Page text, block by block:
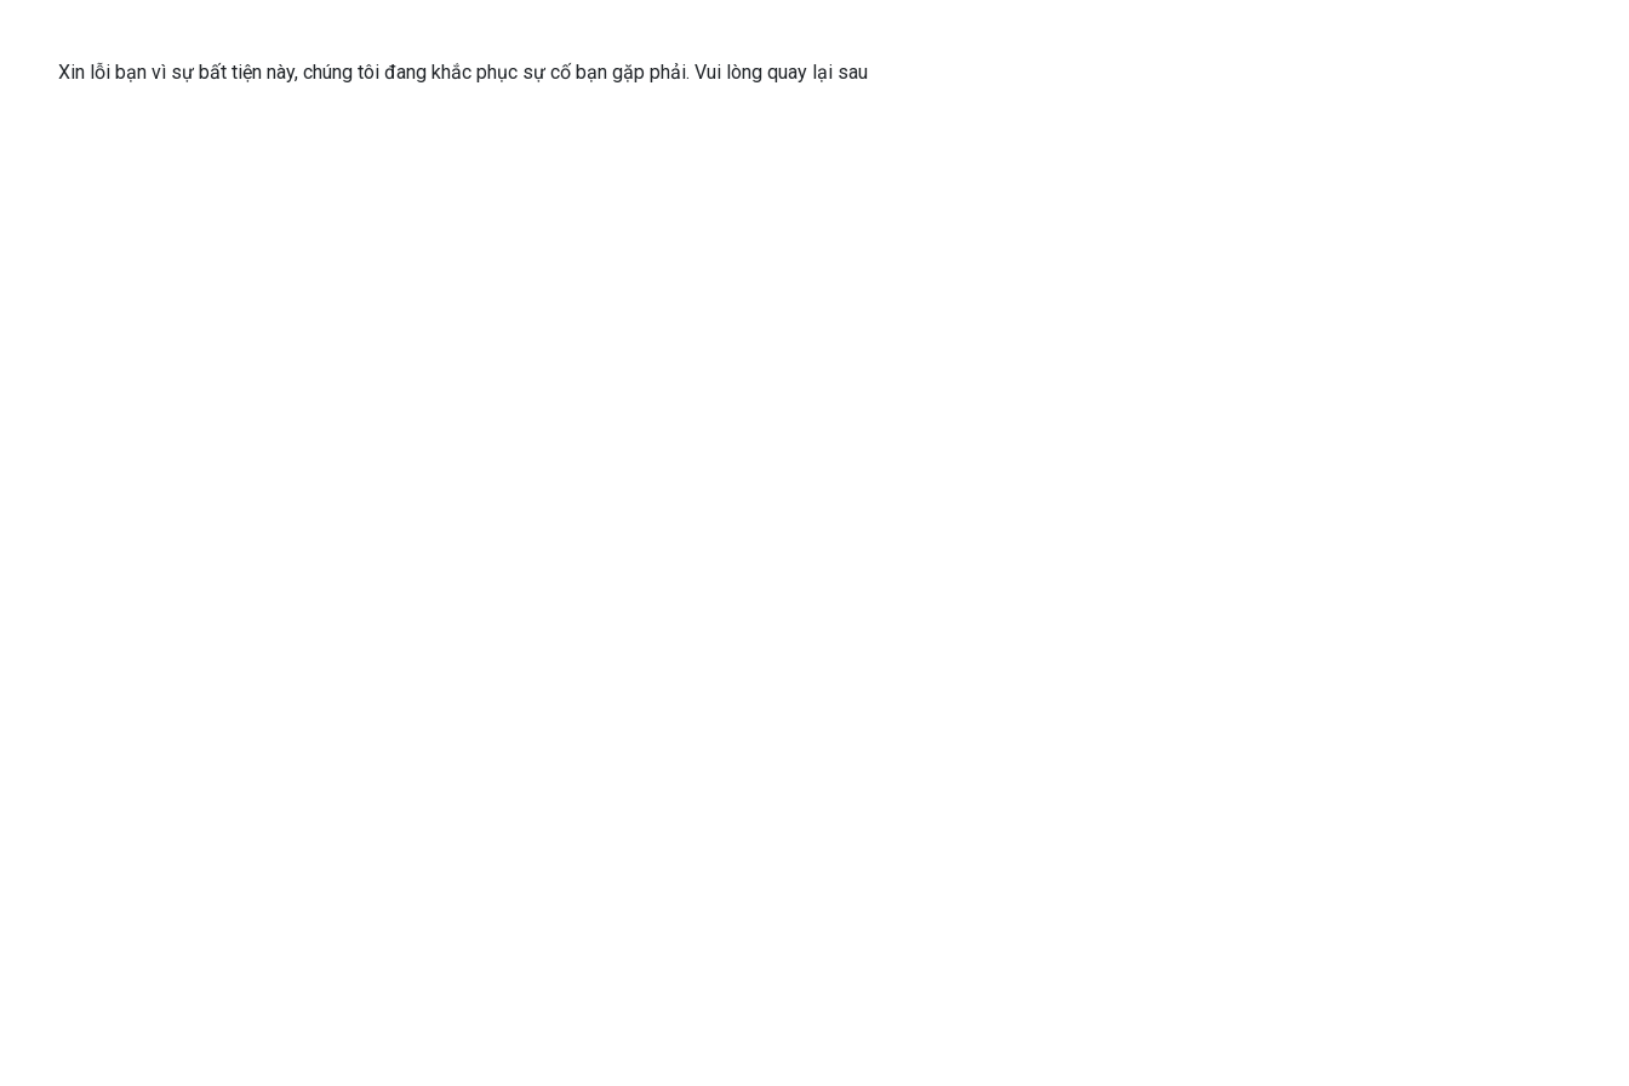
Xin lỗi bạn vì sự bất tiện này, chúng tôi đang khắc phục sự cố bạn gặp phải. Vui lòng quay lại sau